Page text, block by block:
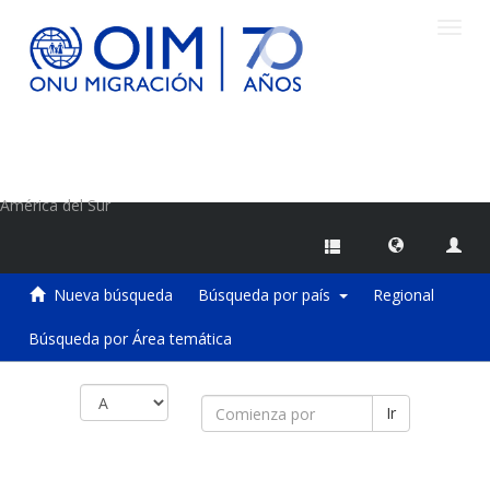
América del Sur
Nueva búsqueda Búsqueda por país Regional
Búsqueda por Área temática
Ir